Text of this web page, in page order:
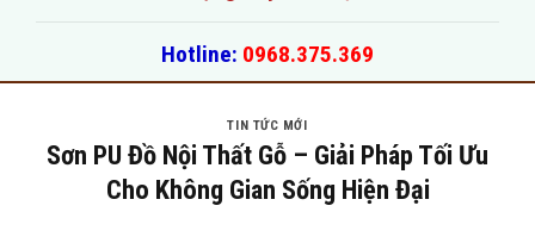
Hotline: 0968.375.369
TIN TỨC MỚI
Sơn PU Đồ Nội Thất Gỗ – Giải Pháp Tối Ưu
Cho Không Gian Sống Hiện Đại